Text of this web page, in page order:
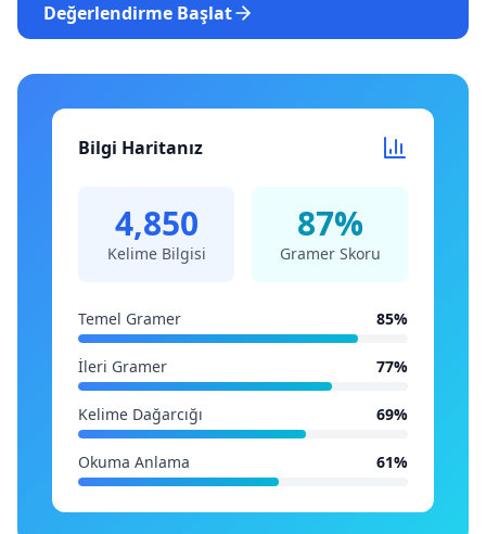
Değerlendirme Başlat
Bilgi Haritanız
4,850
Kelime Bilgisi
87%
Gramer Skoru
Temel Gramer 85%
İleri Gramer 77%
Kelime Dağarcığı 69%
Okuma Anlama 61%